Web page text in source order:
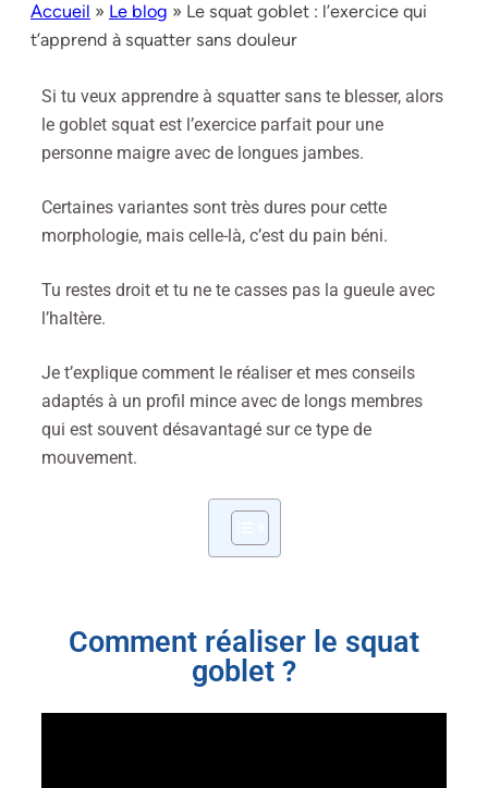
Accueil » Le blog » Le squat goblet : l’exercice qui
t’apprend à squatter sans douleur
Si tu veux apprendre à squatter sans te blesser, alors
le goblet squat est l’exercice parfait pour une
personne maigre avec de longues jambes.
Certaines variantes sont très dures pour cette
morphologie, mais celle-là, c’est du pain béni.
Tu restes droit et tu ne te casses pas la gueule avec
l’haltère.
Je t’explique comment le réaliser et mes conseils
adaptés à un profil mince avec de longs membres
qui est souvent désavantagé sur ce type de
mouvement.
Comment réaliser le squat
goblet ?